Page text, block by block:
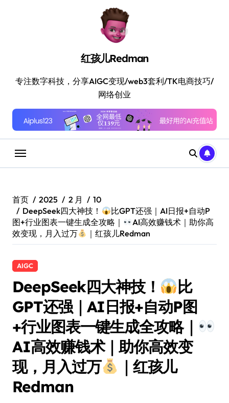
红孩儿Redman
专注数字科技，分享AIGC变现/web3套利/TK电商技巧/
网络创业
首页 2025 2 月
10
DeepSeek四大神技！
比GPT还强｜AI日报+自动P
图+行业图表一键生成全攻略｜
AI高效赚钱术｜助你高
效变现，月入过万
｜红孩儿Redman
AIGC
DeepSeek四大神技！
比
GPT还强｜AI日报+自动P图
+行业图表一键生成全攻略｜
AI高效赚钱术｜助你高效变
现，月入过万
｜红孩儿
Redman